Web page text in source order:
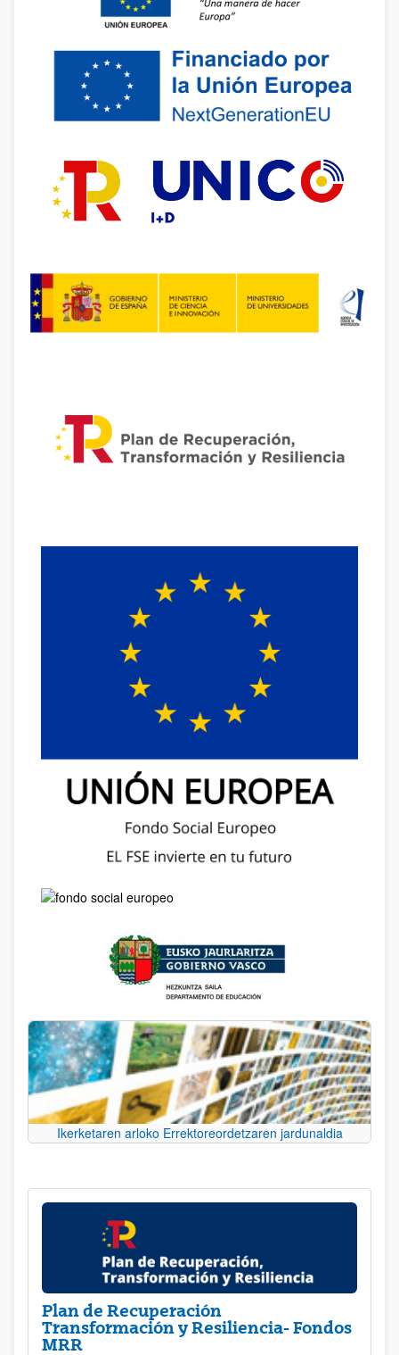
Ikerketaren arloko Errektoreordetzaren jardunaldia
Plan de Recuperación
Transformación y Resiliencia- Fondos
MRR